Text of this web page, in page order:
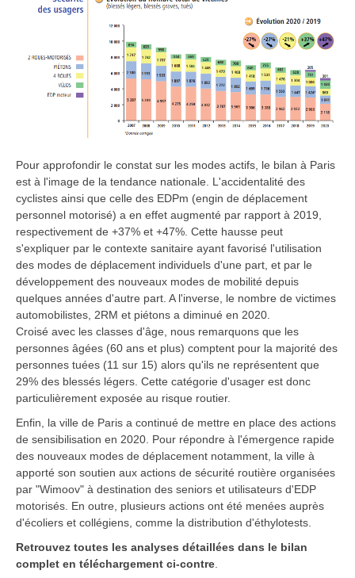
Pour approfondir le constat sur les modes actifs, le bilan à Paris
est à l'image de la tendance nationale. L'accidentalité des
cyclistes ainsi que celle des EDPm (engin de déplacement
personnel motorisé) a en effet augmenté par rapport à 2019,
respectivement de +37% et +47%. Cette hausse peut
s'expliquer par le contexte sanitaire ayant favorisé l'utilisation
des modes de déplacement individuels d'une part, et par le
développement des nouveaux modes de mobilité depuis
quelques années d'autre part. A l'inverse, le nombre de victimes
automobilistes, 2RM et piétons a diminué en 2020.
Croisé avec les classes d'âge, nous remarquons que les
personnes âgées (60 ans et plus) comptent pour la majorité des
personnes tuées (11 sur 15) alors qu'ils ne représentent que
29% des blessés légers. Cette catégorie d'usager est donc
particulièrement exposée au risque routier.
Enfin, la ville de Paris a continué de mettre en place des actions
de sensibilisation en 2020. Pour répondre à l'émergence rapide
des nouveaux modes de déplacement notamment, la ville à
apporté son soutien aux actions de sécurité routière organisées
par "Wimoov" à destination des seniors et utilisateurs d'EDP
motorisés. En outre, plusieurs actions ont été menées auprès
d'écoliers et collégiens, comme la distribution d'éthylotests.
Retrouvez toutes les analyses détaillées dans le bilan
complet en téléchargement ci-contre